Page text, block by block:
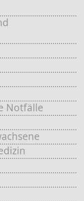
Notfälle